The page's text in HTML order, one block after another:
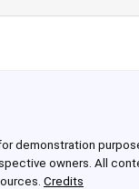
demonstration
owners. All
Credits